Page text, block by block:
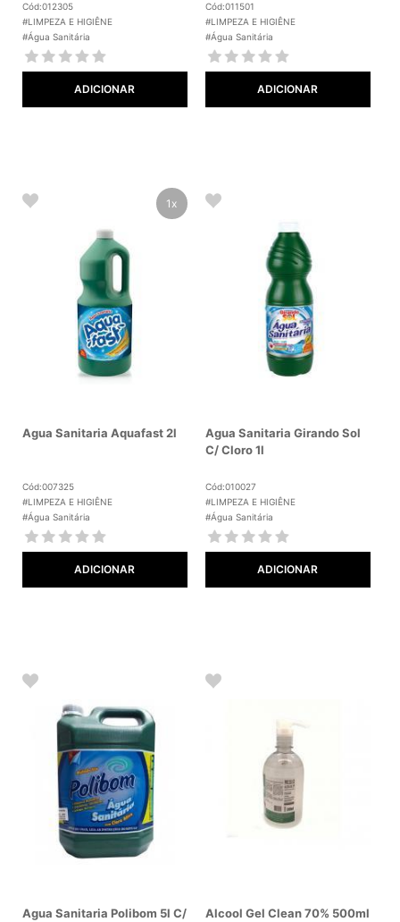
Cód:012305
#LIMPEZA E HIGIÊNE
#Água Sanitária
ADICIONAR
Cód:011501
#LIMPEZA E HIGIÊNE
#Água Sanitária
ADICIONAR
1x
Agua Sanitaria Aquafast 2l
Cód:007325
#LIMPEZA E HIGIÊNE
#Água Sanitária
ADICIONAR
Agua Sanitaria Girando Sol
C/ Cloro 1l
Cód:010027
#LIMPEZA E HIGIÊNE
#Água Sanitária
ADICIONAR
Agua Sanitaria Polibom 5l C/
Alcool Gel Clean 70% 500ml